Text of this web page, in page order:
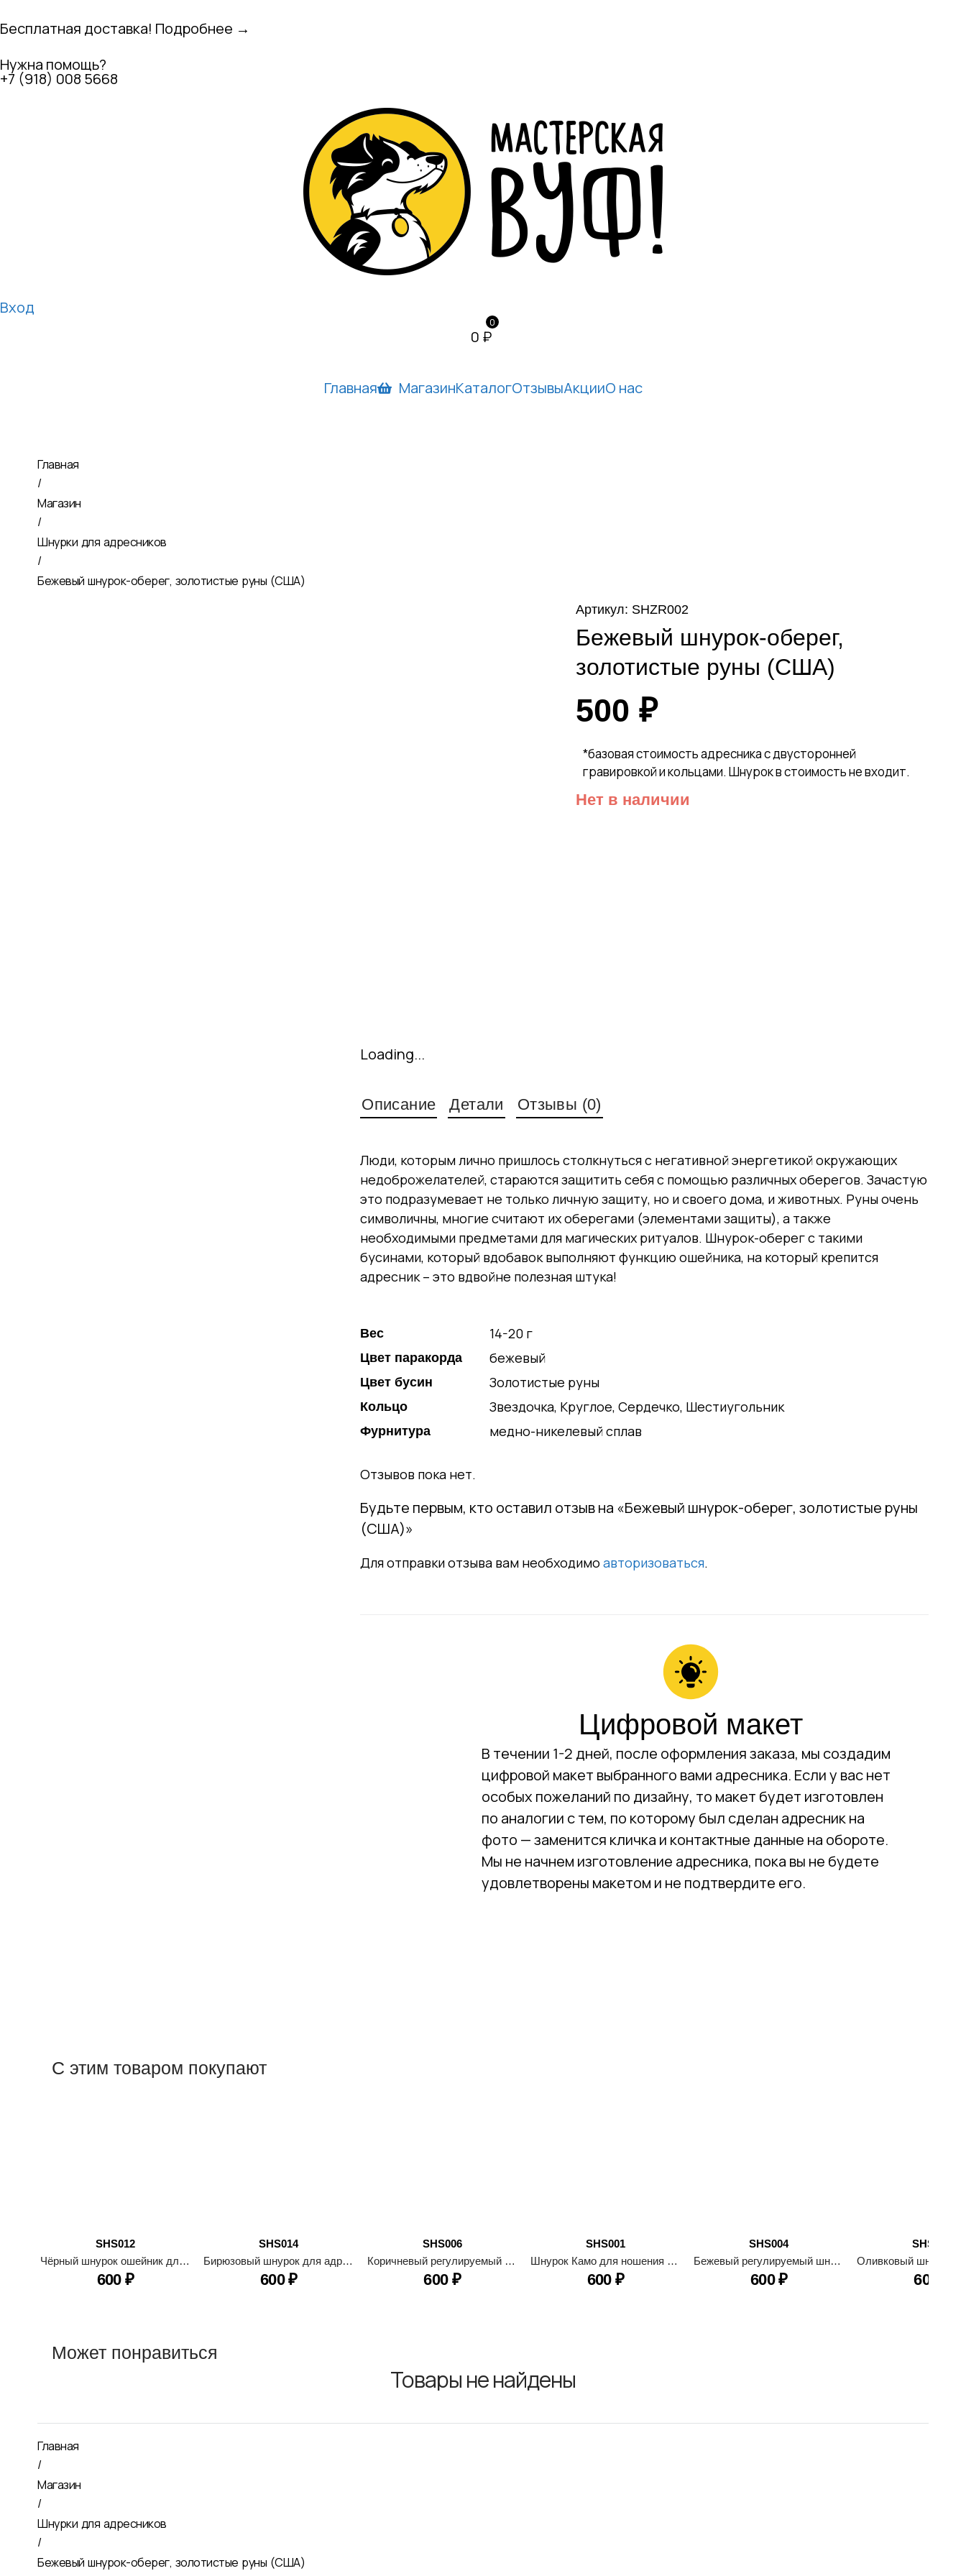
Бесплатная доставка! Подробнее →
Нужна помощь?
+7 (918) 008 5668
Вход
0 ₽
0
Главная МагазинКаталогОтзывыАкцииО нас
Главная
/
Магазин
/
Шнурки для адресников
/
Бежевый шнурок-оберег, золотистые руны (США)
Артикул: SHZR002
Бежевый шнурок-оберег,
золотистые руны (США)
500₽
*базовая стоимость адресника с двусторонней
гравировкой и кольцами. Шнурок в стоимость не входит.
Нет в наличии
Loading...
Описание Детали Отзывы (0)
Люди, которым лично пришлось столкнуться с негативной энергетикой окружающих
недоброжелателей, стараются защитить себя с помощью различных оберегов. Зачастую
это подразумевает не только личную защиту, но и своего дома, и животных. Руны очень
символичны, многие считают их оберегами (элементами защиты), а также
необходимыми предметами для магических ритуалов. Шнурок-оберег с такими
бусинами, который вдобавок выполняют функцию ошейника, на который крепится
адресник – это вдвойне полезная штука!
Вес 14-20 г
Цвет паракорда бежевый
Цвет бусин Золотистые руны
Кольцо Звездочка, Круглое, Сердечко, Шестиугольник
Фурнитура медно-никелевый сплав
Отзывов пока нет.
Будьте первым, кто оставил отзыв на «Бежевый шнурок-оберег, золотистые руны
(США)»
Для отправки отзыва вам необходимоавторизоваться.
Цифровой макет
В течении 1-2 дней, после оформления заказа, мы создадим
цифровой макет выбранного вами адресника. Если у вас нет
особых пожеланий по дизайну, то макет будет изготовлен
по аналогии с тем, по которому был сделан адресник на
фото — заменится кличка и контактные данные на обороте.
Мы не начнем изготовление адресника, пока вы не будете
удовлетворены макетом и не подтвердите его.
С этим товаром покупают
SHS012
Чёрный шнурок ошейник для ношения адресника
600₽
SHS014
Бирюзовый шнурок для адресника
600₽
SHS006
Коричневый регулируемый шнурок из паракорда для адресника
600 ₽
SHS001
Шнурок Камо для ношения адресника
600 ₽
SHS004
Бежевый регулируемый шнурочек для адресника
600₽
SHS005
600
Может понравиться
Товары не найдены
Главная
/
Магазин
/
Шнурки для адресников
/
Бежевый шнурок-оберег, золотистые руны (США)